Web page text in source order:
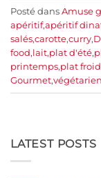
Posté dans Amuse
apéritif,apéritif
salés,carotte,curry,
food,lait,plat d'été,
printemps,plat froid
Gourmet,végétarien
LATEST POSTS